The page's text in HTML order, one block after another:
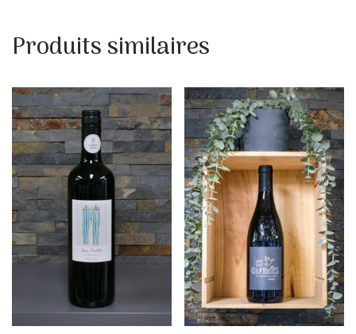
Produits similaires